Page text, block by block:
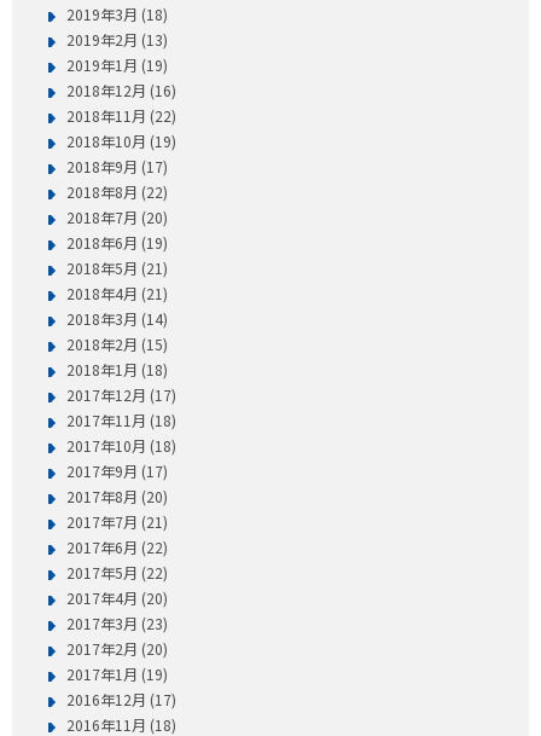
2019年3月 (18)
2019年2月 (13)
2019年1月 (19)
2018年12月 (16)
2018年11月 (22)
2018年10月 (19)
2018年9月 (17)
2018年8月 (22)
2018年7月 (20)
2018年6月 (19)
2018年5月 (21)
2018年4月 (21)
2018年3月 (14)
2018年2月 (15)
2018年1月 (18)
2017年12月 (17)
2017年11月 (18)
2017年10月 (18)
2017年9月 (17)
2017年8月 (20)
2017年7月 (21)
2017年6月 (22)
2017年5月 (22)
2017年4月 (20)
2017年3月 (23)
2017年2月 (20)
2017年1月 (19)
2016年12月 (17)
2016年11月 (18)